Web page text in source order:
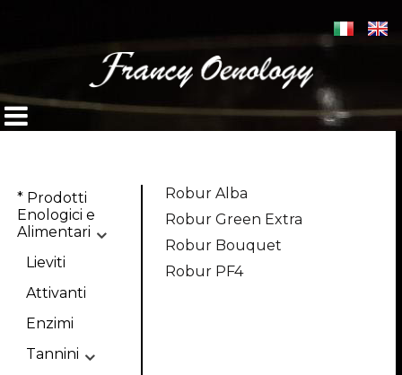
* Prodotti
Enologici e
Alimentari
Lieviti
Attivanti
Enzimi
Tannini
Robur Alba
Robur Green Extra
Robur Bouquet
Robur PF4